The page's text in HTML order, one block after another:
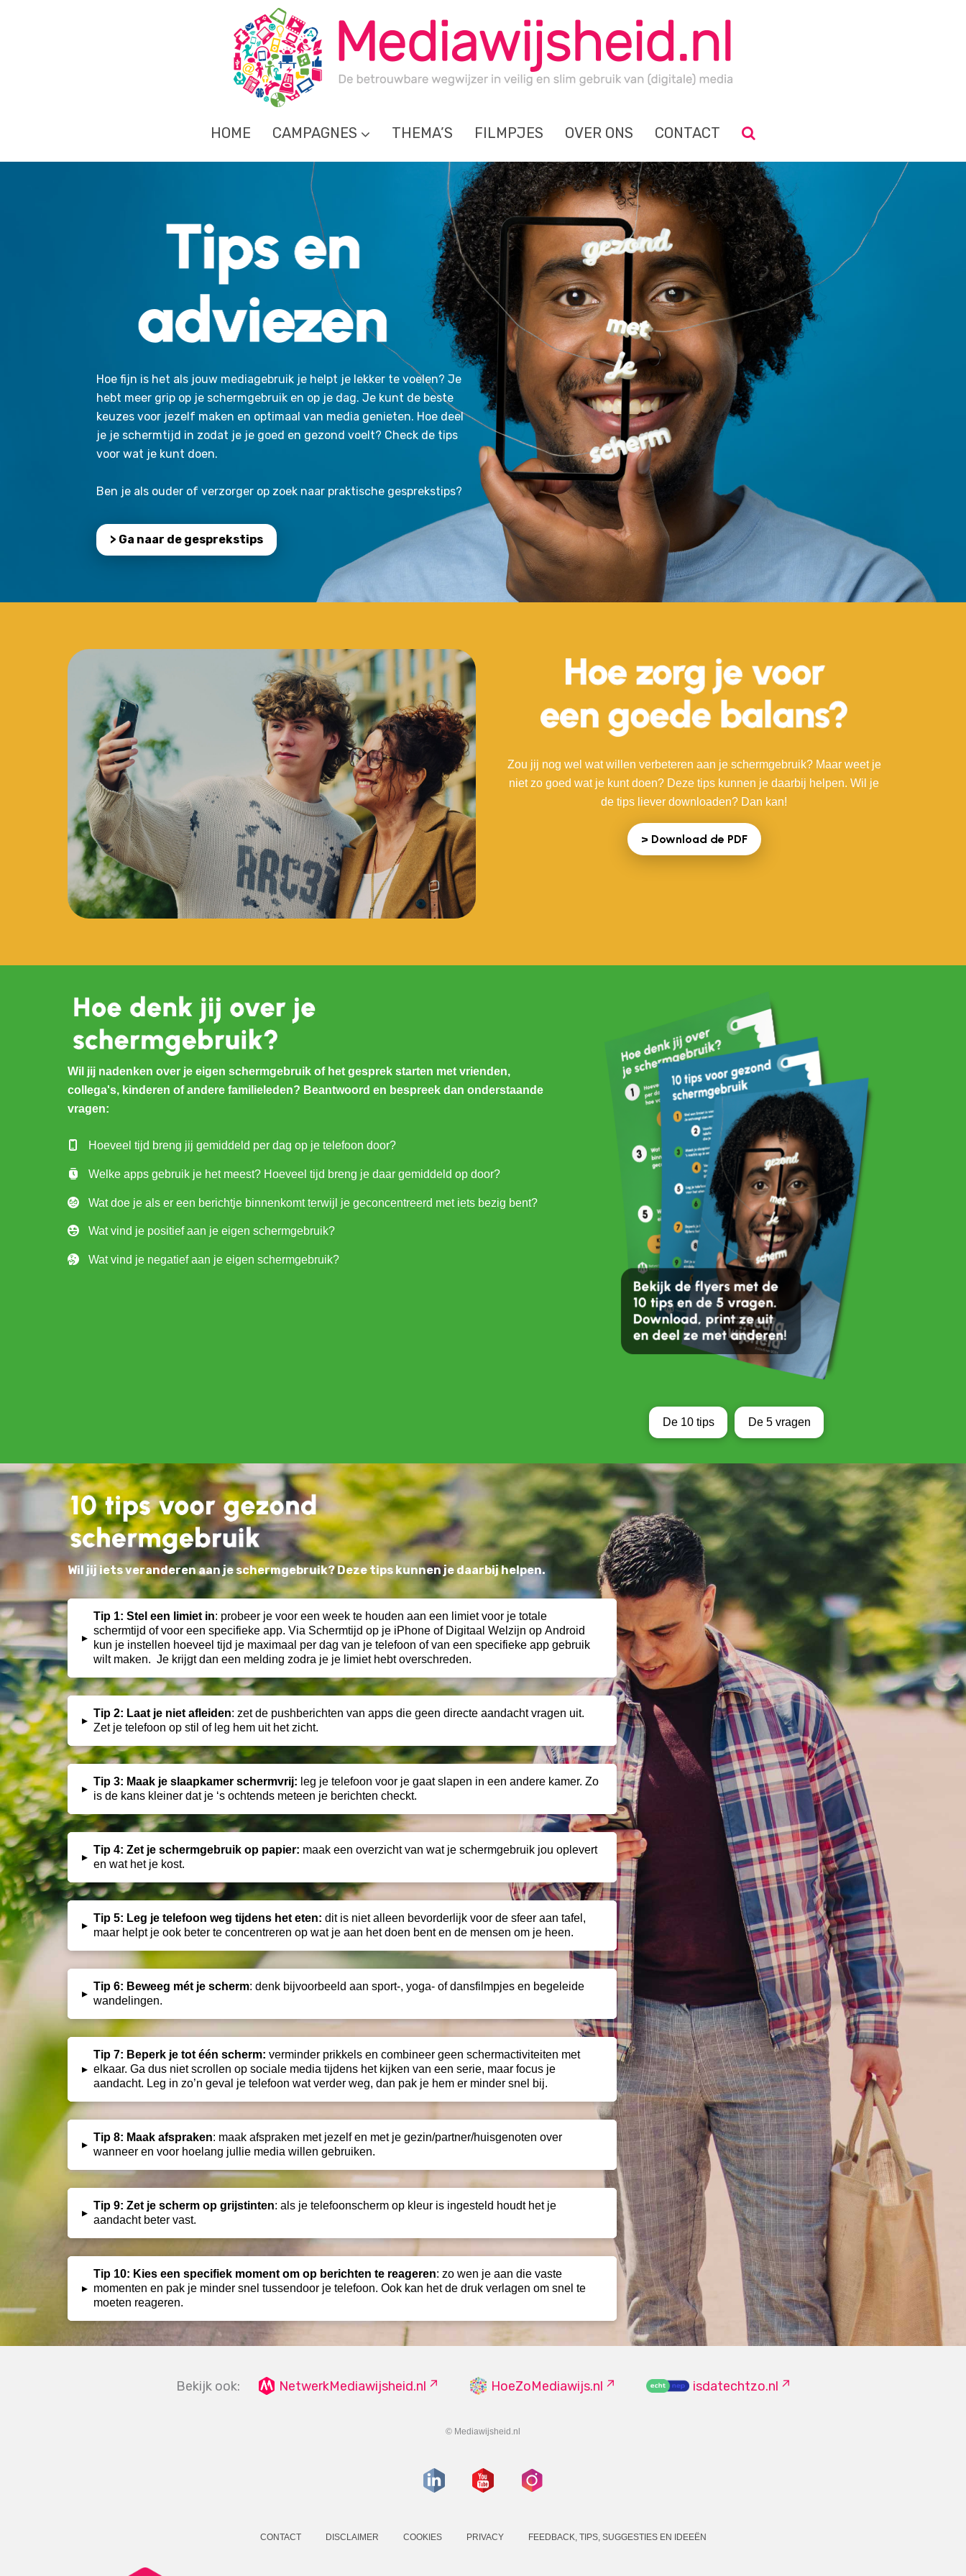
HOME CAMPAGNES THEMA’S FILMPJES OVER ONS CONTACT
Hoe fijn is het als jouw mediagebruik je helpt je lekker te voelen? Je
hebt meer grip op je schermgebruik en op je dag. Je kunt de beste
keuzes voor jezelf maken en optimaal van media genieten. Hoe deel
je je schermtijd in zodat je je goed en gezond voelt? Check de tips
voor wat je kunt doen.
Ben je als ouder of verzorger op zoek naar praktische gesprekstips?
> Ga naar de gesprekstips
Zou jij nog wel wat willen verbeteren aan je schermgebruik? Maar weet je
niet zo goed wat je kunt doen? Deze tips kunnen je daarbij helpen. Wil je
de tips liever downloaden? Dan kan!
> Download de PDF
Wil jij nadenken over je eigen schermgebruik of het gesprek starten met vrienden,
collega's, kinderen of andere familieleden? Beantwoord en bespreek dan onderstaande
vragen:
Hoeveel tijd breng jij gemiddeld per dag op je telefoon door?
Welke apps gebruik je het meest? Hoeveel tijd breng je daar gemiddeld op door?
Wat doe je als er een berichtje binnenkomt terwijl je geconcentreerd met iets bezig bent?
Wat vind je positief aan je eigen schermgebruik?
Wat vind je negatief aan je eigen schermgebruik?
De 10 tips De 5 vragen
Wil jij iets veranderen aan je schermgebruik? Deze tips kunnen je daarbij helpen.
▸
Tip 1: Stel een limiet in: probeer je voor een week te houden aan een limiet voor je totale
schermtijd of voor een specifieke app. Via Schermtijd op je iPhone of Digitaal Welzijn op Android
kun je instellen hoeveel tijd je maximaal per dag van je telefoon of van een specifieke app gebruik
wilt maken. Je krijgt dan een melding zodra je je limiet hebt overschreden.
▸
Tip 2: Laat je niet afleiden: zet de pushberichten van apps die geen directe aandacht vragen uit.
Zet je telefoon op stil of leg hem uit het zicht.
▸
Tip 3: Maak je slaapkamer schermvrij: leg je telefoon voor je gaat slapen in een andere kamer. Zo
is de kans kleiner dat je ‘s ochtends meteen je berichten checkt.
▸
Tip 4: Zet je schermgebruik op papier: maak een overzicht van wat je schermgebruik jou oplevert
en wat het je kost.
▸
Tip 5: Leg je telefoon weg tijdens het eten:dit is niet alleen bevorderlijk voor de sfeer aan tafel,
maar helpt je ook beter te concentreren op wat je aan het doen bent en de mensen om je heen.
▸
Tip 6: Beweeg mét je scherm: denk bijvoorbeeld aan sport-, yoga- of dansfilmpjes en begeleide
wandelingen.
▸
Tip 7: Beperk je tot één scherm:verminder prikkels en combineer geen schermactiviteiten met
elkaar. Ga dus niet scrollen op sociale media tijdens het kijken van een serie, maar focus je
aandacht. Leg in zo’n geval je telefoon wat verder weg, dan pak je hem er minder snel bij.
▸
Tip 8: Maak afspraken: maak afspraken met jezelf en met je gezin/partner/huisgenoten over
wanneer en voor hoelang jullie media willen gebruiken.
▸
Tip 9: Zet je scherm op grijstinten: als je telefoonscherm op kleur is ingesteld houdt het je
aandacht beter vast.
▸
Tip 10: Kies een specifiek moment om op berichten te reageren: zo wen je aan die vaste
momenten en pak je minder snel tussendoor je telefoon. Ook kan het de druk verlagen om snel te
moeten reageren.
Bekijk ook: NetwerkMediawijsheid.nl HoeZoMediawijs.nl isdatechtzo.nl
© Mediawijsheid.nl
CONTACT DISCLAIMER COOKIES PRIVACY FEEDBACK, TIPS, SUGGESTIES EN IDEEËN